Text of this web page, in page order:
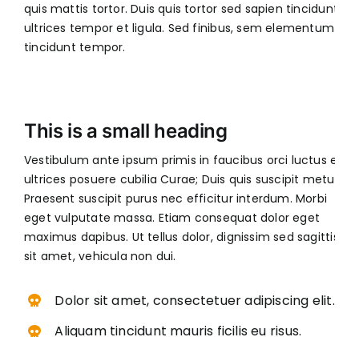
quis mattis tortor. Duis quis tortor sed sapien tincidunt
ultrices tempor et ligula. Sed finibus, sem elementum
tincidunt tempor.
This is a small heading
Vestibulum ante ipsum primis in faucibus orci luctus et
ultrices posuere cubilia Curae; Duis quis suscipit metus.
Praesent suscipit purus nec efficitur interdum. Morbi
eget vulputate massa. Etiam consequat dolor eget
maximus dapibus. Ut tellus dolor, dignissim sed sagittis
sit amet, vehicula non dui.
Dolor sit amet, consectetuer adipiscing elit.
Aliquam tincidunt mauris ficilis eu risus.